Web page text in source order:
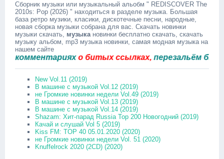
Сборник музыки или музыкальный альобм " REDISCOVER The
2010s: Pop (2026) " находиться в разделе музыка. Большая
база ретро музики, класики, дискотечные песни, народные,
новая сборка музыки собрана для вас. Скачать новинки
музыки скачать, музыкановинки бесплатно скачать, скачать
музыку альбом, mp3 музыка новинки, самая модная музыка на
нашем сайте
о битых ссылках,перезальём быстро.
New Vol.11 (2019)
В машине с музыкой Vol.12 (2019)
не Громкие новинки недели Vol.49 (2019)
В машине с музыкой Vol.13 (2019)
В машине с музыкой Vol.14 (2019)
Shazam: Хит-парад Russia Top 200 Новогодний (2019)
Качай и слушай Vol 5 (2019)
Kiss FM: TOP 40 05.01.2020 (2020)
не Громкие новинки недели Vol. 51 (2020)
Knuffelrock 2020 (2CD) (2020)